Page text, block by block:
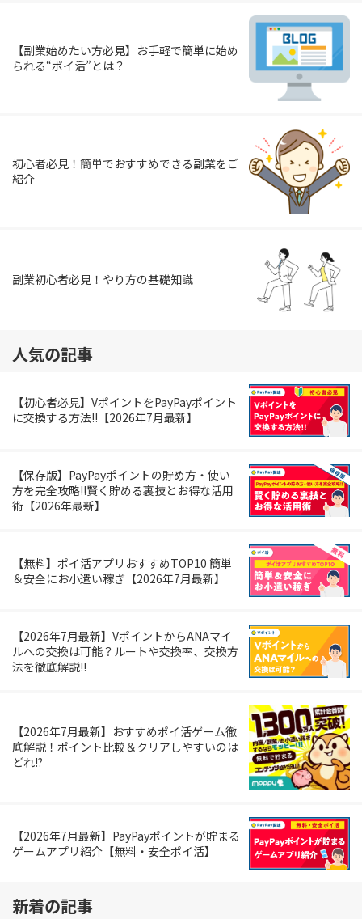
【副業始めたい方必見】お手軽で簡単に始め
られる“ポイ活”とは？
初心者必見！簡単でおすすめできる副業をご
紹介
副業初心者必見！やり方の基礎知識
人気の記事
【初心者必見】VポイントをPayPayポイント
に交換する方法!!【2026年7月最新】
【保存版】PayPayポイントの貯め方・使い
方を完全攻略!!賢く貯める裏技とお得な活用
術【2026年最新】
【無料】ポイ活アプリおすすめTOP10 簡単
＆安全にお小遣い稼ぎ【2026年7月最新】
【2026年7月最新】VポイントからANAマイ
ルへの交換は可能？ルートや交換率、交換方
法を徹底解説!!
【2026年7月最新】おすすめポイ活ゲーム徹
底解説！ポイント比較＆クリアしやすいのは
どれ!?
【2026年7月最新】PayPayポイントが貯まる
ゲームアプリ紹介【無料・安全ポイ活】
新着の記事